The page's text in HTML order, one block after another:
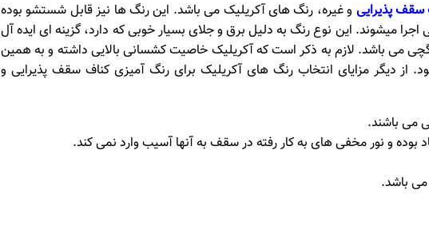
سقف پذیرایی و غیره، رنگ های آکریلیک می باشد. این رنگ ها نیز قابل شستشو بوده
میشوند. این نوع رنگ به دلیل برق و جلای بسیار خوبی که دارد، گزینه ای ایده آل
می باشد. لازم به ذکر است که آکریلیک خاصیت کشسانی بالایی داشته و به همین
از دیگر مزایای انتخاب رنگ های آکریلیک برای رنگ آمیزی کناف سقف پذیرایی و
می باشند.
باشد.